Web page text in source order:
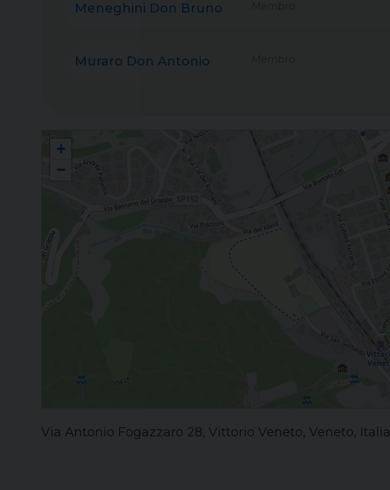
Meneghini Don Bruno
Muraro Don Antonio
Unione Sacerdotale "San Raffaele Arcangelo"
+
−
Via Antonio Fogazzaro 28, Vittorio Veneto, Veneto, Italia